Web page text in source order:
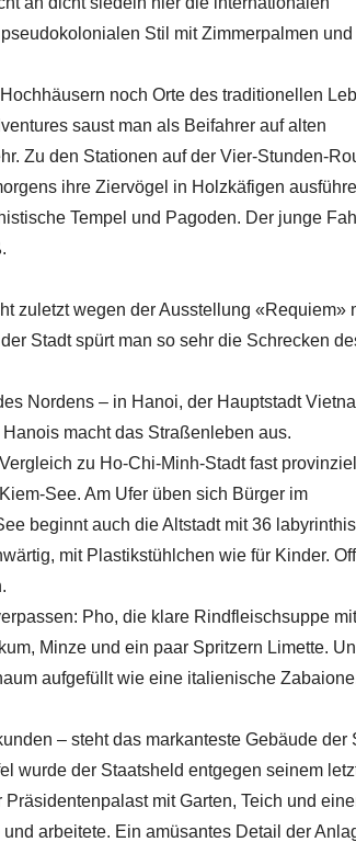
Stil mit Zimmerpalmen und
noch Orte des traditionellen
saust man als Beifahrer auf alten
Zu den Stationen auf der Vier-Stunden-
ihre Ziervögel in Holzkäfigen
Tempel und Pagoden. Der junge
zuletzt wegen der Ausstellung «Requiem»
Stadt spürt man so sehr die Schrecken
Nordens – in Hanoi, der Hauptstadt
macht das Straßenleben aus.
zu Ho-Chi-Minh-Stadt fast
See. Am Ufer üben sich Bürger im
beginnt auch die Altstadt mit 36
mit Plastikstühlchen wie für Kinder.
Pho, die klare Rindfleischsuppe
Minze und ein paar Spritzern Limette.
aufgefüllt wie eine italienische
– steht das markanteste Gebäude der
wurde der Staatsheld entgegen seinem
mit Garten, Teich und
arbeitete. Ein amüsantes Detail der